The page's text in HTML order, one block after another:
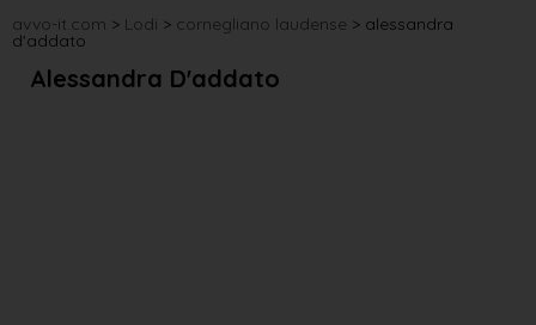
avvo-it.com > Lodi > cornegliano laudense > alessandra
d'addato
Alessandra D'addato